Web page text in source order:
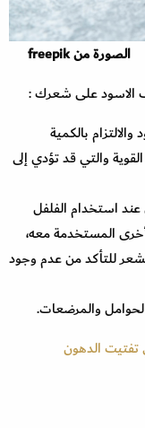
الصورة من freepik
الاسود على شعرك :
بالكمية
والتي قد تؤدي إلى
استخدام الفلفل
المستخدمة معه،
للتأكد من عدم وجود
تفتيت الدهون